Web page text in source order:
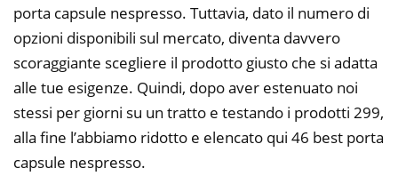
porta capsule nespresso. Tuttavia, dato il numero di
opzioni disponibili sul mercato, diventa davvero
scoraggiante scegliere il prodotto giusto che si adatta
alle tue esigenze. Quindi, dopo aver estenuato noi
stessi per giorni su un tratto e testando i prodotti 299,
alla fine l’abbiamo ridotto e elencato qui 46 best porta
capsule nespresso.